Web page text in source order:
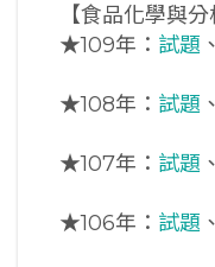
【食品化學與
★109年： 試題 、
★108年： 試題 、
★107年： 試題 、
★106年： 試題 、